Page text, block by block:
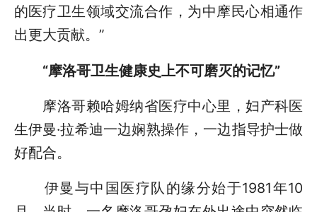
的医疗卫生领域交流合作，为中摩民心相通作
出更大贡献。”
“摩洛哥卫生健康史上不可磨灭的记忆”
摩洛哥赖哈姆纳省医疗中心里，妇产科医
生伊曼·拉希迪一边娴熟操作，一边指导护士做
好配合。
伊曼与中国医疗队的缘分始于1981年10